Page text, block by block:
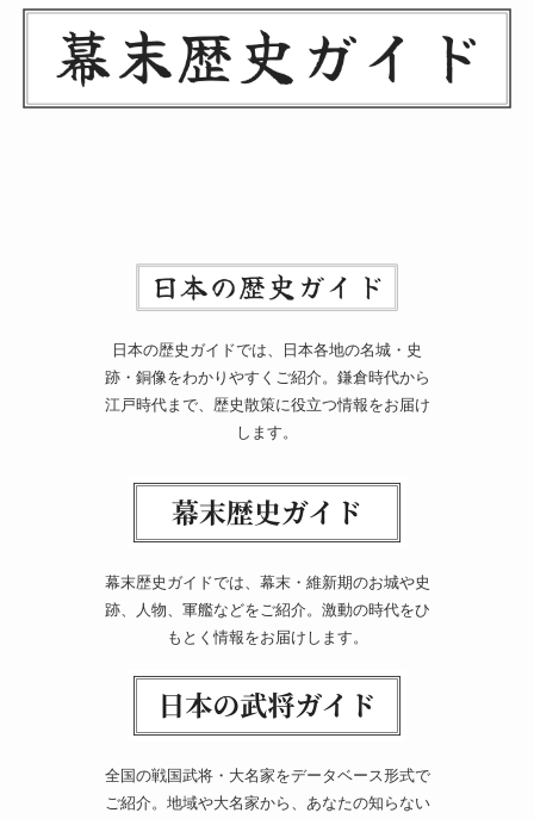
日本の歴史ガイドでは、日本各地の名城・史
跡・銅像をわかりやすくご紹介。鎌倉時代から
江戸時代まで、歴史散策に役立つ情報をお届け
します。
幕末歴史ガイドでは、幕末・維新期のお城や史
跡、人物、軍艦などをご紹介。激動の時代をひ
もとく情報をお届けします。
全国の戦国武将・大名家をデータベース形式で
ご紹介。地域や大名家から、あなたの知らない